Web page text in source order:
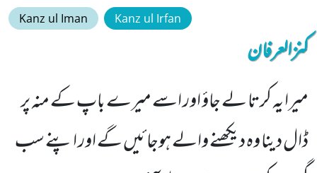
Kanz ul Iman Kanz ul Irfan
کنزالعرفان
میرا یہ کرتا لے جاؤ اور اسے میرے باپ کے منہ پر
ڈال دینا وہ دیکھنے والے ہوجائیں گے اور اپنے سب